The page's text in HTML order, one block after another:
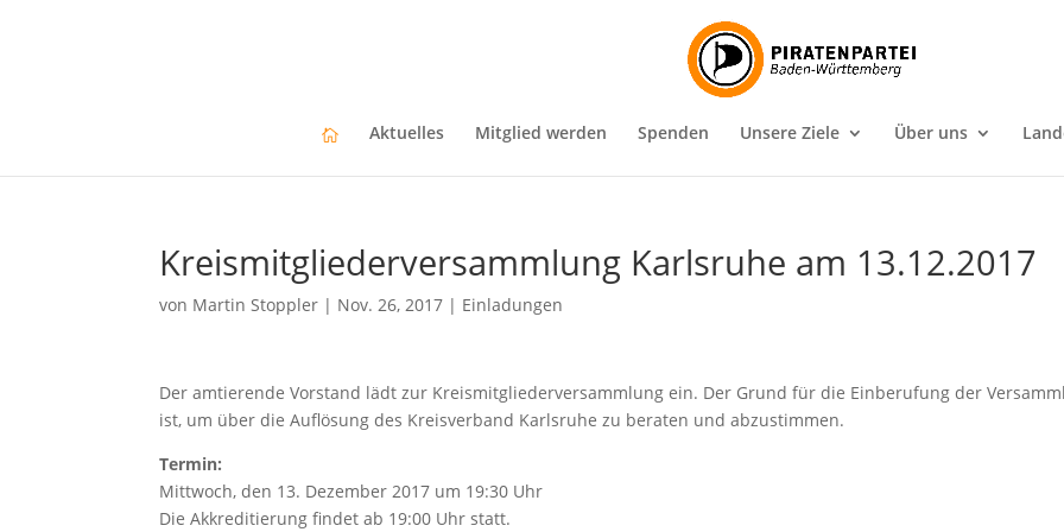
Aktuelles Mitglied werden Spenden Unsere Ziele Über uns
Kreismitgliederversammlung Karlsruhe am 13.12.2017
von Martin Stoppler | Nov. 26, 2017 | Einladungen
Der amtierende Vorstand lädt zur Kreismitgliederversammlung ein. Der Grund für die Einberufung der
ist, um über die Auflösung des Kreisverband Karlsruhe zu beraten und abzustimmen.
Termin:
Mittwoch, den 13. Dezember 2017 um 19:30 Uhr
Die Akkreditierung findet ab 19:00 Uhr statt.